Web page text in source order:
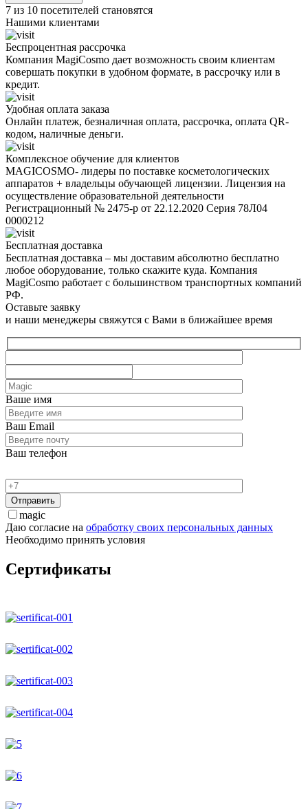
7 из 10 посетителей становятся
Нашими клиентами
Беспроцентная рассрочка
Компания MagiCosmo дает возможность своим клиентам
совершать покупки в удобном формате, в рассрочку или в
кредит.
Удобная оплата заказа
Онлайн платеж, безналичная оплата, рассрочка, оплата QR-
кодом, наличные деньги.
Комплексное обучение для клиентов
MAGICOSMO- лидеры по поставке косметологических
аппаратов + владельцы обучающей лицензии. Лицензия на
осуществление образовательной деятельности
Регистрационный № 2475-р от 22.12.2020 Серия 78Л04
0000212
Бесплатная доставка
Бесплатная доставка – мы доставим абсолютно бесплатно
любое оборудование, только скажите куда. Компания
MagiCosmo работает с большинством транспортных компаний
РФ.
Оставьте заявку
и наши менеджеры свяжутся с Вами в ближайшее время
Ваше имя
Ваш Email
Ваш телефон
magic
Даю согласие на обработку своих персональных данных
Необходимо принять условия
Сертификаты